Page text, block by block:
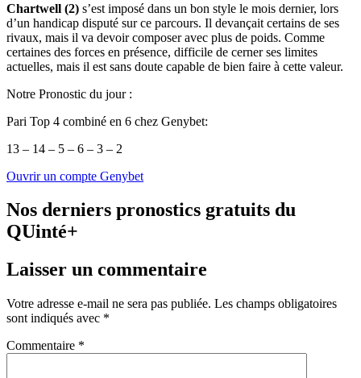
Chartwell (2) s’est imposé dans un bon style le mois dernier, lors
d’un handicap disputé sur ce parcours. Il devançait certains de ses
rivaux, mais il va devoir composer avec plus de poids. Comme
certaines des forces en présence, difficile de cerner ses limites
actuelles, mais il est sans doute capable de bien faire à cette valeur.
Notre Pronostic du jour :
Pari Top 4 combiné en 6 chez Genybet:
13 – 14 – 5 – 6 – 3 – 2
Ouvrir un compte Genybet
Nos derniers pronostics gratuits du
QUinté+
Laisser un commentaire
Votre adresse e-mail ne sera pas publiée. Les champs obligatoires
sont indiqués avec *
Commentaire *